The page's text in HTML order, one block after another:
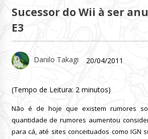
Sucessor do Wii à ser
E3
Danilo Takagi 20/04/2011
(Tempo de Leitura: 2 minutos)
Não é de hoje que existem rumores
quantidade de rumores aumentou
para cá, até sites conceituados como IGN